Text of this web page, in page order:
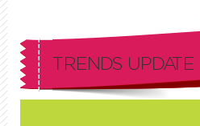
TRENDS UPDATE